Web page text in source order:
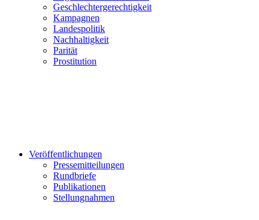
Geschlechtergerechtigkeit
Kampagnen
Landespolitik
Nachhaltigkeit
Parität
Prostitution
Veröffentlichungen
Pressemitteilungen
Rundbriefe
Publikationen
Stellungnahmen